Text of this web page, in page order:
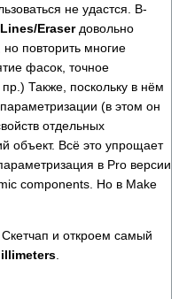
не удастся. В-
Lines/Eraserдовольно
повторить многие
фасок, точное
Также, поскольку в нём
(в этом он
отдельных
объект. Всё это упрощает
в Pro версии
components. Но в Make
и откроем самый